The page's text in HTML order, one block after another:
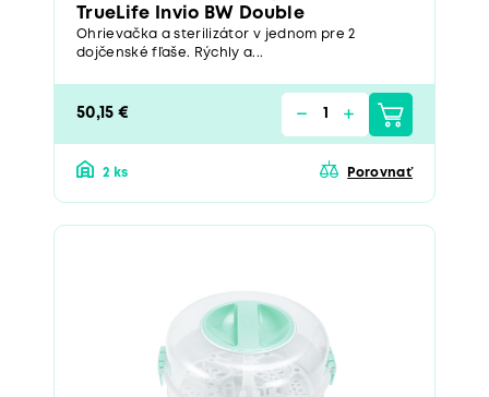
TrueLife Invio BW Double
Ohrievačka a sterilizátor v jednom pre 2
dojčenské fľaše. Rýchly a...
50,15 €
2 ks Porovnať